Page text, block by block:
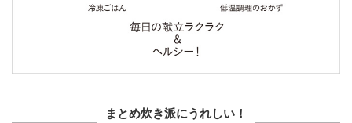
まとめ炊き派にうれしい！